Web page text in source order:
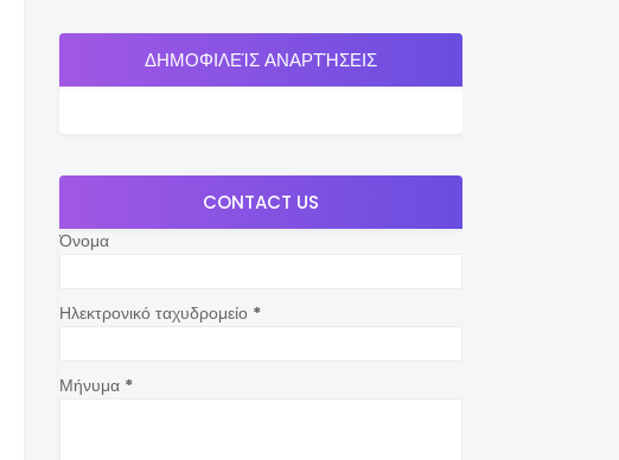
ΔΗΜΟΦΙΛΕΊΣ ΑΝΑΡΤΉΣΕΙΣ
CONTACT US
Όνομα
Ηλεκτρονικό ταχυδρομείο *
Μήνυμα *